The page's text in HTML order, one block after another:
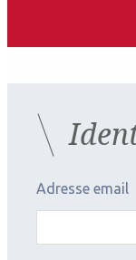
Adresse email